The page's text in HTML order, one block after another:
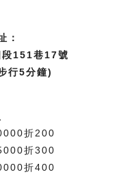
：
段151巷17號
行5分鐘)
折200
折300
折400